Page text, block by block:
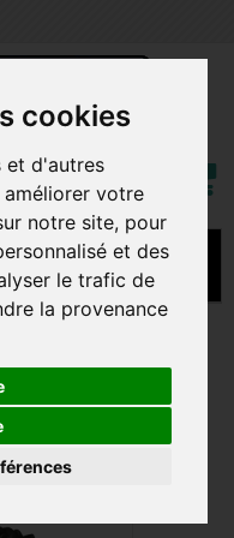
cookies
et d'autres
votre
notre site, pour
et des
le trafic de
la provenance
Rechercher
Mon
MIAMI / FIGURINE
MIAMI /